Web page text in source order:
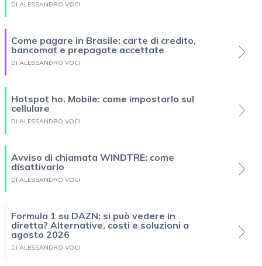
DI ALESSANDRO VOCI
Come pagare in Brasile: carte di credito,
bancomat e prepagate accettate
DI ALESSANDRO VOCI
Hotspot ho. Mobile: come impostarlo sul
cellulare
DI ALESSANDRO VOCI
Avviso di chiamata WINDTRE: come
disattivarlo
DI ALESSANDRO VOCI
Formula 1 su DAZN: si può vedere in
diretta? Alternative, costi e soluzioni a
agosto 2026
DI ALESSANDRO VOCI